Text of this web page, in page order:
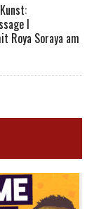
I
Roya Soraya am